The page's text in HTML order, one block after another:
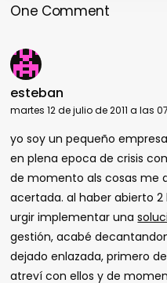
One Comment
esteban
martes 12 de julio de 2011 a las
yo soy un pequeño
en plena epoca de crisis
de momento als cosas me
acertada. al haber abierto
urgir implementar una
gestión, acabé
dejado enlazada, primero
atreví con ellos y de